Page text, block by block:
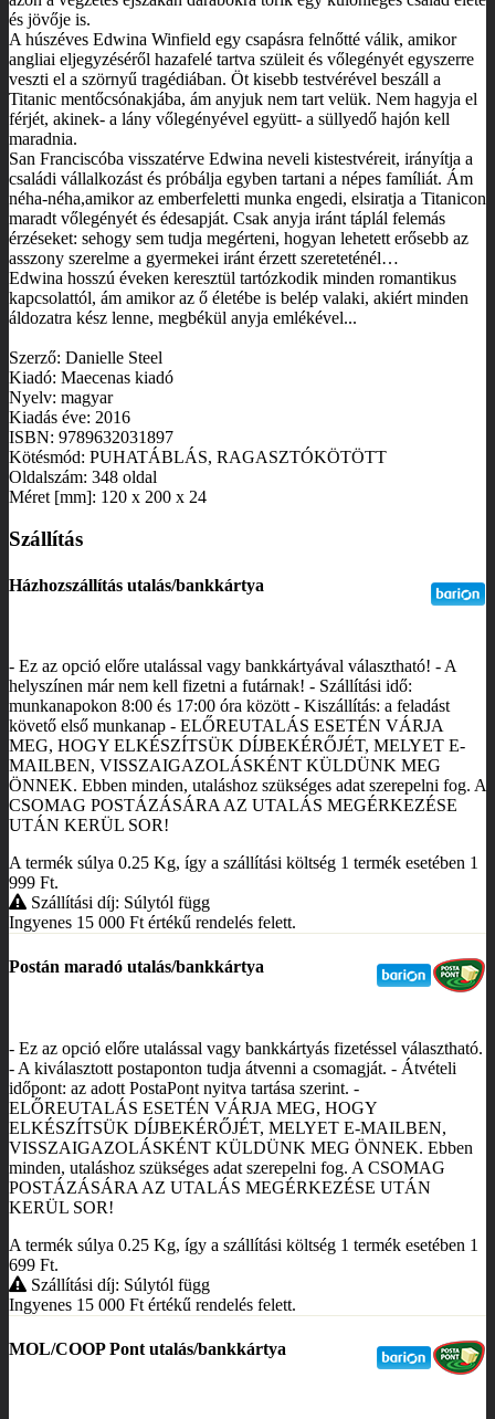
és jövője is.
A húszéves Edwina Winfield egy csapásra felnőtté válik, amikor
angliai eljegyzéséről hazafelé tartva szüleit és vőlegényét egyszerre
veszti el a szörnyű tragédiában. Öt kisebb testvérével beszáll a
Titanic mentőcsónakjába, ám anyjuk nem tart velük. Nem hagyja el
férjét, akinek- a lány vőlegényével együtt- a süllyedő hajón kell
maradnia.
San Franciscóba visszatérve Edwina neveli kistestvéreit, irányítja a
családi vállalkozást és próbálja egyben tartani a népes famíliát. Ám
néha-néha,amikor az emberfeletti munka engedi, elsiratja a Titanicon
maradt vőlegényét és édesapját. Csak anyja iránt táplál felemás
érzéseket: sehogy sem tudja megérteni, hogyan lehetett erősebb az
asszony szerelme a gyermekei iránt érzett szereteténél…
Edwina hosszú éveken keresztül tartózkodik minden romantikus
kapcsolattól, ám amikor az ő életébe is belép valaki, akiért minden
áldozatra kész lenne, megbékül anyja emlékével...
Szerző: Danielle Steel
Kiadó: Maecenas kiadó
Nyelv: magyar
Kiadás éve: 2016
ISBN: 9789632031897
Kötésmód: PUHATÁBLÁS, RAGASZTÓKÖTÖTT
Oldalszám: 348 oldal
Méret [mm]: 120 x 200 x 24
Szállítás
Házhozszállítás utalás/bankkártya
- Ez az opció előre utalással vagy bankkártyával választható! - A
helyszínen már nem kell fizetni a futárnak! - Szállítási idő:
munkanapokon 8:00 és 17:00 óra között - Kiszállítás: a feladást
követő első munkanap - ELŐREUTALÁS ESETÉN VÁRJA
MEG, HOGY ELKÉSZÍTSÜK DÍJBEKÉRŐJÉT, MELYET E-
MAILBEN, VISSZAIGAZOLÁSKÉNT KÜLDÜNK MEG
ÖNNEK. Ebben minden, utaláshoz szükséges adat szerepelni fog. A
CSOMAG POSTÁZÁSÁRA AZ UTALÁS MEGÉRKEZÉSE
UTÁN KERÜL SOR!
A termék súlya 0.25 Kg, így a szállítási költség 1 termék esetében 1
999 Ft.
Szállítási díj: Súlytól függ
Ingyenes 15 000 Ft értékű rendelés felett.
Postán maradó utalás/bankkártya
- Ez az opció előre utalással vagy bankkártyás fizetéssel választható.
- A kiválasztott postaponton tudja átvenni a csomagját. - Átvételi
időpont: az adott PostaPont nyitva tartása szerint. -
ELŐREUTALÁS ESETÉN VÁRJA MEG, HOGY
ELKÉSZÍTSÜK DÍJBEKÉRŐJÉT, MELYET E-MAILBEN,
VISSZAIGAZOLÁSKÉNT KÜLDÜNK MEG ÖNNEK. Ebben
minden, utaláshoz szükséges adat szerepelni fog. A CSOMAG
POSTÁZÁSÁRA AZ UTALÁS MEGÉRKEZÉSE UTÁN
KERÜL SOR!
A termék súlya 0.25 Kg, így a szállítási költség 1 termék esetében 1
699 Ft.
Szállítási díj: Súlytól függ
Ingyenes 15 000 Ft értékű rendelés felett.
MOL/COOP Pont utalás/bankkártya